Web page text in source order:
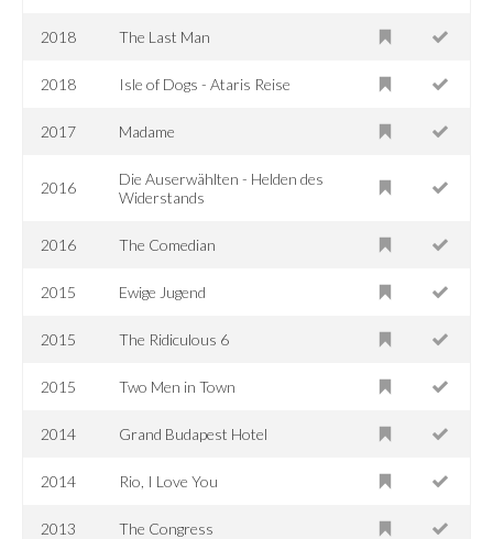
2018 The Last Man
2018 Isle of Dogs - Ataris Reise
2017 Madame
2016
Die Auserwählten - Helden des
Widerstands
2016 The Comedian
2015 Ewige Jugend
2015 The Ridiculous 6
2015 Two Men in Town
2014 Grand Budapest Hotel
2014 Rio, I Love You
2013 The Congress